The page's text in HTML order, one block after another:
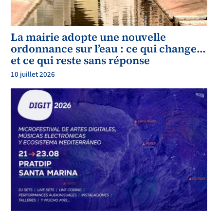
La mairie adopte une nouvelle
ordonnance sur l’eau : ce qui change…
et ce qui reste sans réponse
10 juillet 2026